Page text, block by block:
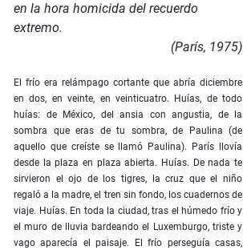
en la hora homicida del recuerdo
extremo.
(París, 1975)
El frío era relámpago cortante que abría diciembre
en dos, en veinte, en veinticuatro. Huías, de todo
huías: de México, del ansia con angustia, de la
sombra que eras de tu sombra, de Paulina (de
aquello que creíste se llamó Paulina). París llovía
desde la plaza en plaza abierta. Huías. De nada te
sirvieron el ojo de los tigres, la cruz que el niño
regaló a la madre, el tren sin fondo, los cuadernos de
viaje. Huías. En toda la ciudad, tras el húmedo frío y
el muro de lluvia bardeando el Luxemburgo, triste y
vago aparecía el paisaje. El frío perseguía casas,